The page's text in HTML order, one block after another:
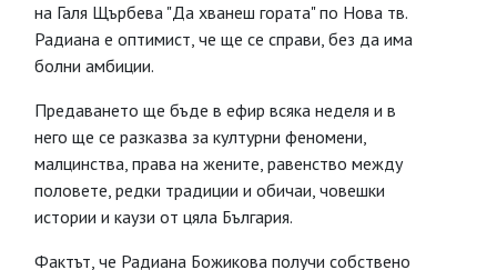
на Галя Щърбева "Да хванеш гората" по Нова тв.
Радиана е оптимист, че ще се справи, без да има
болни амбиции.
Предаването ще бъде в ефир всяка неделя и в
него ще се разказва за културни феномени,
малцинства, права на жените, равенство между
половете, редки традиции и обичаи, човешки
истории и каузи от цяла България.
Фактът, че Радиана Божикова получи собствено